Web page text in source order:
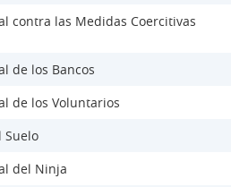
contra las Medidas Coercitivas
de los Bancos
de los Voluntarios
Suelo
del Ninja